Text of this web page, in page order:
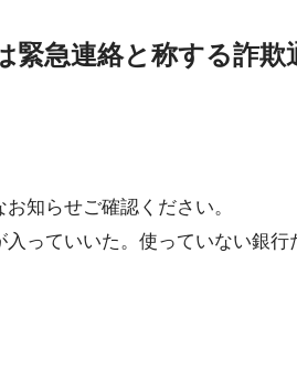
緊急連絡と称する詐欺
知らせご確認ください。
っていいた。使っていない銀行